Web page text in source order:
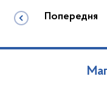
Попередня